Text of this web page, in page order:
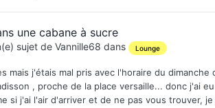
une cabane à sucre
sujet de Vannille68 dans Lounge
mais j'étais mal pris avec l'horaire du
, proche de la place versaille... donc j'ai
si j'ai l'air d'arriver et de ne pas vous trouver,